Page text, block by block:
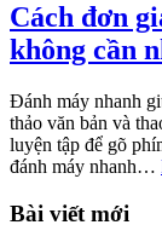
Cách đơn
không cần
Đánh máy nhanh
thảo văn bản và
luyện tập để gõ
đánh máy nhanh…
Bài viết mới